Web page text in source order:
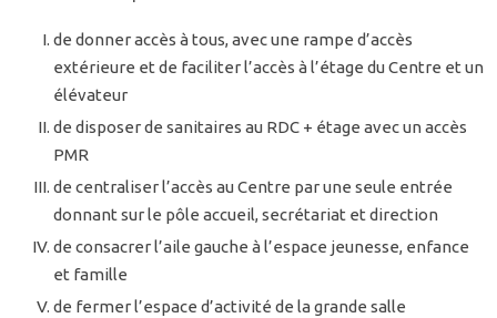
de donner accès à tous, avec une rampe d’accès
extérieure et de faciliter l’accès à l’étage du Centre et un
élévateur
de disposer de sanitaires au RDC + étage avec un accès
PMR
de centraliser l’accès au Centre par une seule entrée
donnant sur le pôle accueil, secrétariat et direction
de consacrer l’aile gauche à l’espace jeunesse, enfance
et famille
de fermer l’espace d’activité de la grande salle